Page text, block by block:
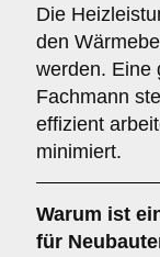
Die
den
werden. Eine
Fachmann
effizient
minimiert.
Warum ist
für